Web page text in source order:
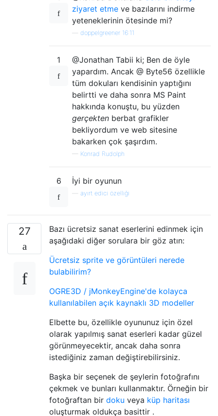
ziyaret etme ve bazılarını indirme
yeteneklerinin ötesinde mi?
doppelgreener 16:11
1
@Jonathan Tabii ki; Ben de öyle
yapardım. Ancak @ Byte56 özellikle
tüm dokuları kendisinin yaptığını
belirtti ve daha sonra MS Paint
hakkında konuştu, bu yüzden
gerçekten berbat grafikler
bekliyordum ve web sitesine
bakarken çok şaşırdım.
— Konrad Rudolph
6 İyi bir oyunun
ayırt edici özelliği
27
Bazı ücretsiz sanat eserlerini edinmek için
aşağıdaki diğer sorulara bir göz atın:
Ücretsiz sprite ve görüntüleri nerede
bulabilirim?
OGRE3D / jMonkeyEngine'de kolayca
kullanılabilen açık kaynaklı 3D modeller
Elbette bu, özellikle oyununuz için özel
olarak yapılmış sanat eserleri kadar güzel
görünmeyecektir, ancak daha sonra
istediğiniz zaman değiştirebilirsiniz.
Başka bir seçenek de şeylerin fotoğrafını
çekmek ve bunları kullanmaktır. Örneğin bir
fotoğraftan bir doku veya küp haritası
oluşturmak oldukça basittir .